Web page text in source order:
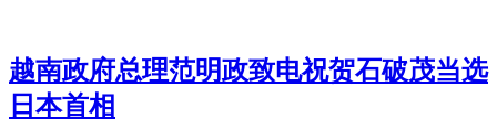
越南政府总理范明政致电祝贺石破茂当选
日本首相